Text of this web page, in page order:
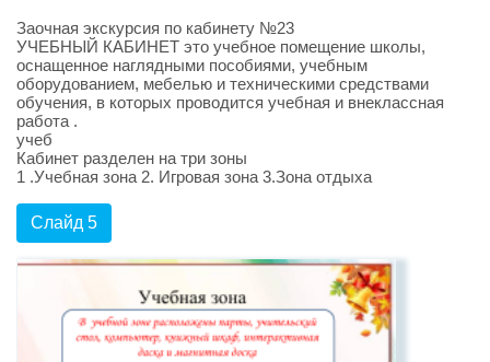
Заочная экскурсия по кабинету №23
УЧЕБНЫЙ КАБИНЕТ это учебное помещение школы,
оснащенное наглядными пособиями, учебным
оборудованием, мебелью и техническими средствами
обучения, в которых проводится учебная и внеклассная
работа .
учеб
Кабинет разделен на три зоны
1 .Учебная зона 2. Игровая зона 3.Зона отдыха
Слайд 5